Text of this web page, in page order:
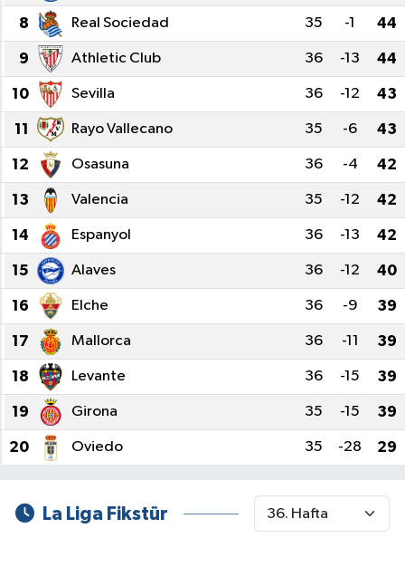
8 Real Sociedad 35 -1 44
9 Athletic Club 36 -13 44
10 Sevilla 36 -12 43
11 Rayo Vallecano 35 -6 43
12 Osasuna 36 -4 42
13 Valencia 35 -12 42
14 Espanyol 36 -13 42
15 Alaves 36 -12 40
16 Elche 36 -9 39
17 Mallorca 36 -11 39
18 Levante 36 -15 39
19 Girona 35 -15 39
20 Oviedo 35 -28 29
La Liga Fikstür